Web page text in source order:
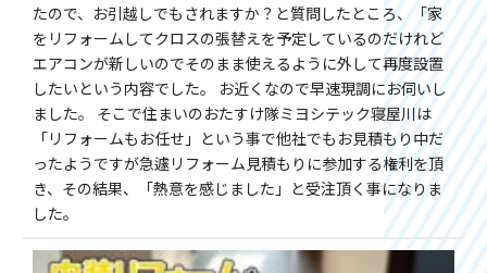
たので、お引越しでもされますか？と質問したところ、「家
をリフォームしてクロスの張替えを予定しているのだけれど
エアコンが新しいのでそのまま使えるように外して再度設置
したいという内容でした。 お近くなので早速現調にお伺いし
ました。 そこで住まいのおたすけ隊ミヨシテック寝屋川は
「リフォームもお任せ」という事で他社でもお見積もり中だ
ったようですが急遽リフォーム見積もりに参加する権利を頂
き、その結果、「熱意を感じました」と受注頂く事になりま
した。